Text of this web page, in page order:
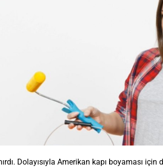
Dolayısıyla Amerikan kapı boyaması